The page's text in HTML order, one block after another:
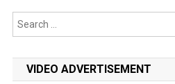
VIDEO ADVERTISEMENT